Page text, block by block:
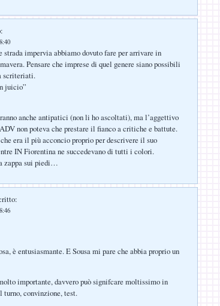
impervia abbiamo dovuto fare per arrivare in
Pensare che imprese di quel genere siano possibili
scriteriati.
juicio”
anche antipatici (non li ho ascoltati), ma l’aggettivo
non poteva che prestare il fianco a critiche e battute.
era il più acconcio proprio per descrivere il suo
IN Fiorentina ne succedevano di tutti i colori.
zappa sui piedi…
è entusiasmante. E Sousa mi pare che abbia proprio un
importante, davvero può signifcare moltissimo in
turno, convinzione, test.